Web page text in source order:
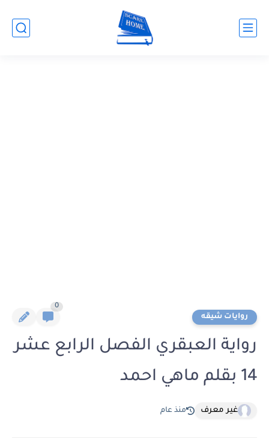
روايات شيقه
0
رواية العبقري الفصل الرابع عشر
14 بقلم ماهي احمد
غير معرف منذ عام